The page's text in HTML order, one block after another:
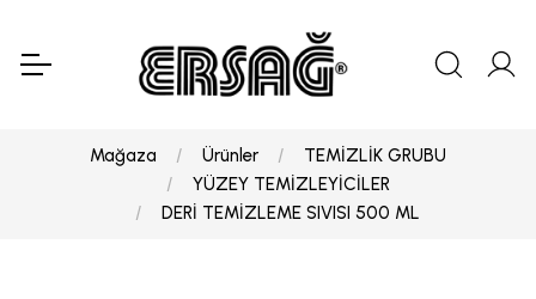
Mağaza Ürünler
TEMİZLİK GRUBU
YÜZEY TEMİZLEYİCİLER
DERİ TEMİZLEME SIVISI 500 ML